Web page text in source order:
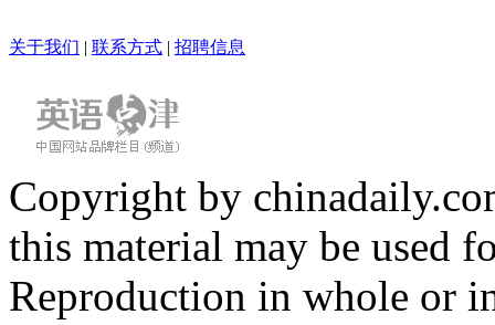
关于我们 | 联系方式 | 招聘信息
Copyright by
this material may be used
Reproduction in whole or